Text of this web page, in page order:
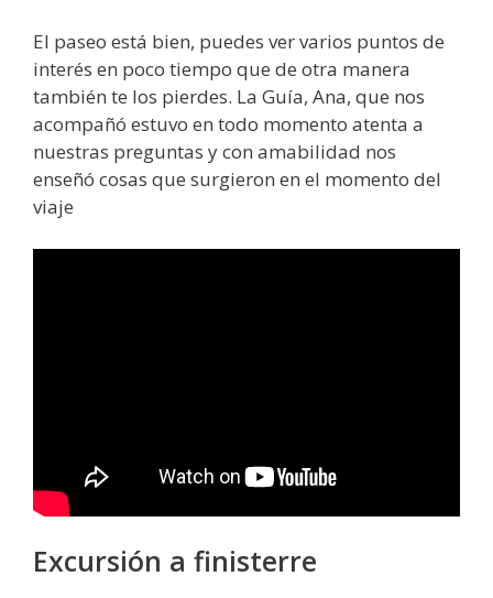
El paseo está bien, puedes ver varios puntos de
interés en poco tiempo que de otra manera
también te los pierdes. La Guía, Ana, que nos
acompañó estuvo en todo momento atenta a
nuestras preguntas y con amabilidad nos
enseñó cosas que surgieron en el momento del
viaje
Excursión a finisterre